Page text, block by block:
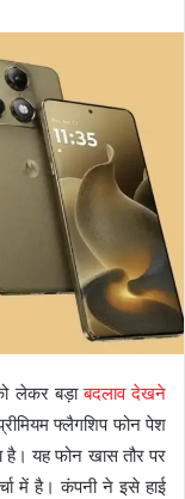
लेकर बड़ाबदलाव देखने
फ्लैगशिप फोन पेश
यह फोन खास तौर पर
में है। कंपनी ने इसे हाई